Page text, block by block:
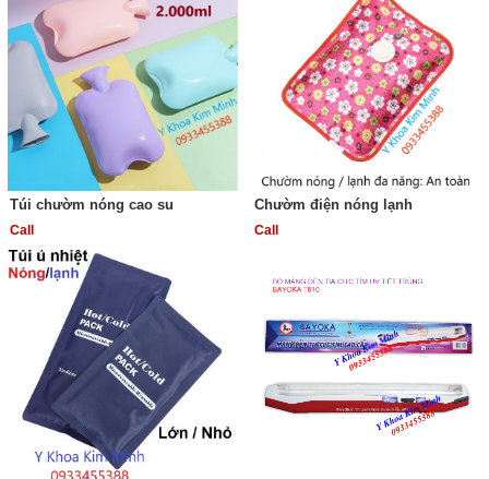
Túi chườm nóng cao su
Call
Chườm điện nóng lạnh
Call